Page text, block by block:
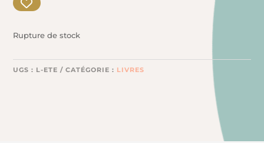
Rupture de stock
UGS : L-ETE CATÉGORIE : LIVRES